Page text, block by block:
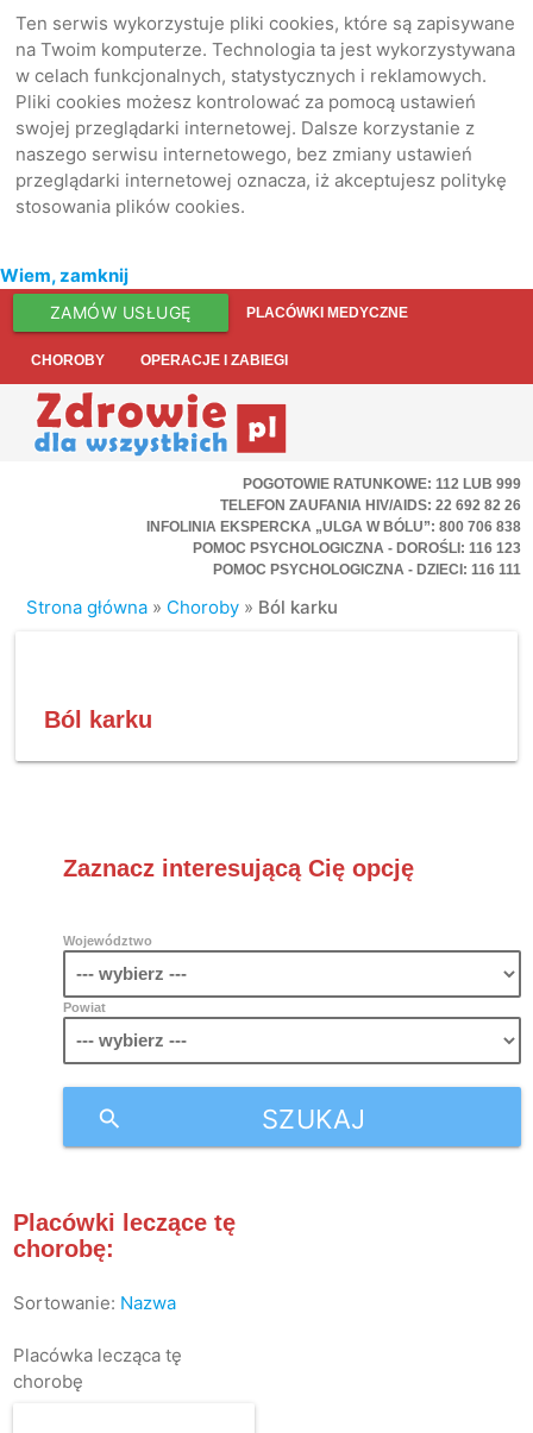
Ten serwis wykorzystuje pliki cookies, które są zapisywane
na Twoim komputerze. Technologia ta jest wykorzystywana
w celach funkcjonalnych, statystycznych i reklamowych.
Pliki cookies możesz kontrolować za pomocą ustawień
swojej przeglądarki internetowej. Dalsze korzystanie z
naszego serwisu internetowego, bez zmiany ustawień
przeglądarki internetowej oznacza, iż akceptujesz politykę
stosowania plików cookies.
Wiem, zamknij
ZAMÓW USŁUGĘ PLACÓWKI MEDYCZNE
CHOROBY OPERACJE I ZABIEGI
POGOTOWIE RATUNKOWE: 112 LUB 999
TELEFON ZAUFANIA HIV/AIDS: 22 692 82 26
INFOLINIA EKSPERCKA „ULGA W BÓLU”: 800 706 838
POMOC PSYCHOLOGICZNA - DOROŚLI: 116 123
POMOC PSYCHOLOGICZNA - DZIECI: 116 111
Strona główna » Choroby » Ból karku
Ból karku
Zaznacz interesującą Cię opcję
Województwo
Powiat
SZUKAJ
search
Placówki leczące tę
chorobę:
Sortowanie: Nazwa
Placówka lecząca tę
chorobę